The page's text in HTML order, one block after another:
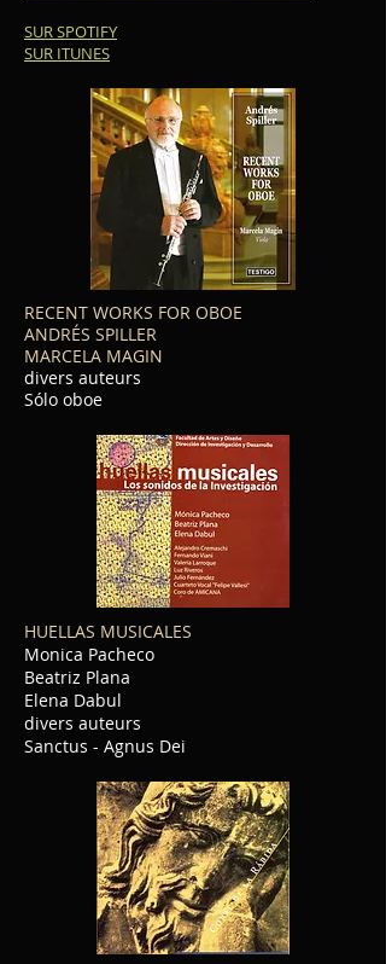
SUR SPOTIFY
SUR ITUNES
RECENT WORKS FOR OBOE
ANDRÉS SPILLER
MARCELA MAGIN
divers auteurs
Sólo oboe
HUELLAS MUSICALES
Monica Pacheco
Beatriz Plana
Elena Dabul
divers auteurs
Sanctus - Agnus Dei